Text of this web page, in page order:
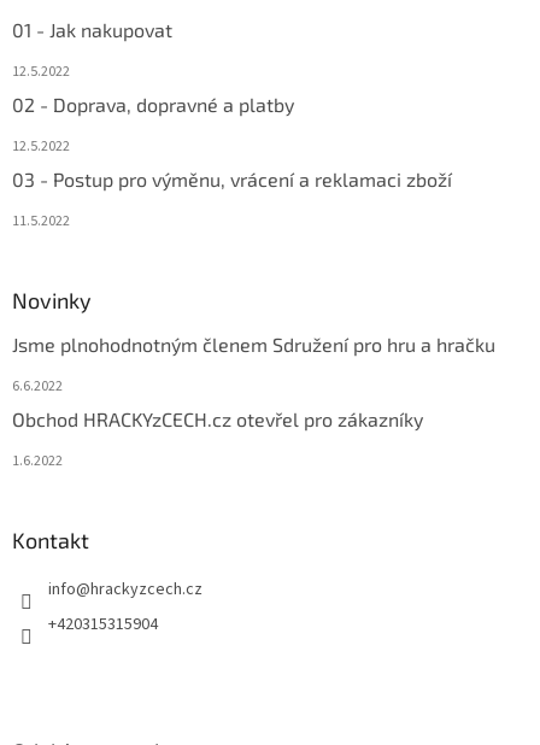
01 - Jak nakupovat
12.5.2022
02 - Doprava, dopravné a platby
12.5.2022
03 - Postup pro výměnu, vrácení a reklamaci zboží
11.5.2022
Novinky
Jsme plnohodnotným členem Sdružení pro hru a hračku
6.6.2022
Obchod HRACKYzCECH.cz otevřel pro zákazníky
1.6.2022
Kontakt
info@hrackyzcech.cz
+420315315904